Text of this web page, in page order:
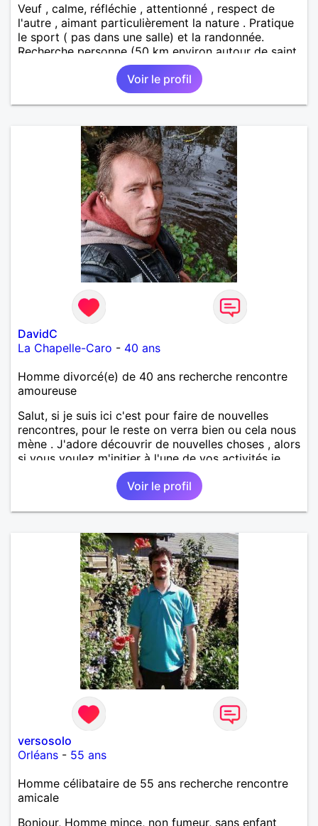
Veuf , calme, réfléchie , attentionné , respect de
l'autre , aimant particulièrement la nature . Pratique
le sport ( pas dans une salle) et la randonnée.
Recherche personne (50 km environ autour de saint
étienne) pour finir le reste de ma vie , sereinement ,
en parfaite harmonie et confiance.
Voir le profil
DavidC
La Chapelle-Caro - 40 ans
Homme divorcé(e) de 40 ans recherche rencontre
amoureuse
Salut, si je suis ici c'est pour faire de nouvelles
rencontres, pour le reste on verra bien ou cela nous
mène . J'adore découvrir de nouvelles choses , alors
si vous voulez m'initier à l'une de vos activités je
Voir le profil
versosolo
Orléans - 55 ans
Homme célibataire de 55 ans recherche rencontre
amicale
Bonjour, Homme mince, non fumeur, sans enfant